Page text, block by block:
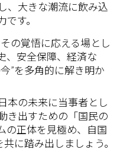
、大きな潮流に飲み込
す。
の覚悟に応える場とし
、安全保障、経済な
”を多角的に解き明か
本の未来に当事者とし
き出すための「国民の
の正体を見極め、自国
に踏み出しましょう。